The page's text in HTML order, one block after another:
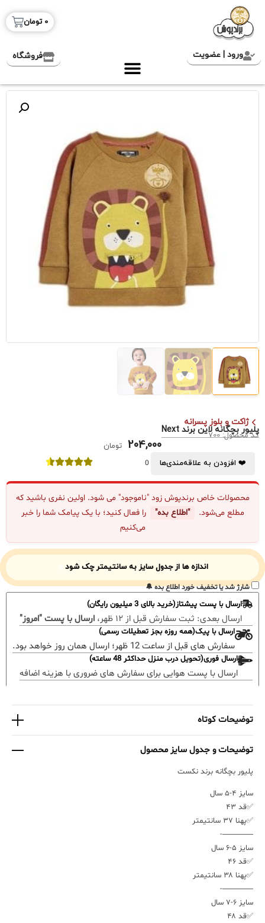
0 تومان
ورود | عضویت فروشگاه
ژاکت و بلوز پسرانه
پلیور بچگانه لاین برند Next
کد محصول: 700
204,000 تومان
❤️ افزودن به علاقه‌مندی‌ها
0
محصولات خاص برندپوش زود "ناموجود" می شود. اولین نفری باشید که
مطلع می‌شود.
"اطلاع بده"
را فعال کنید؛ با یک پیامک شما را خبر
می‌کنیم
اندازه ها از جدول سایز به سانتیمتر چک شود
شارژ شد یا تخفیف خورد اطلاع بده 🔔
ارسال با پست پیشتاز(خرید بالای 3 میلیون رایگان)
ارسال بعدی: ثبت سفارش قبل از ۱۲ ظهر، ارسال با پست "امروز"
ارسال با پیک(همه روزه بجز تعطیلات رسمی)
سفارش های قبل از ساعت 12 ظهر؛ ارسال همان روز خواهد بود.
ارسال فوری(تحویل درب منزل حداکثر 48 ساعته)
ارسال با پست هوایی برای سفارش های ضروری با هزینه اضافه
توضیحات کوتاه
توضیحات و جدول سایز محصول
پلیور بچگانه برند نکست
سایز ۴-۵ سال
✅قد ۴۳
✅پهنا ۳۷ سانتیمتر
————-
سایز ۵-۶ سال
✅قد ۴۶
✅پهنا ۳۸ سانتیمتر
————-
سایز ۶-۷ سال
✅قد ۴۸